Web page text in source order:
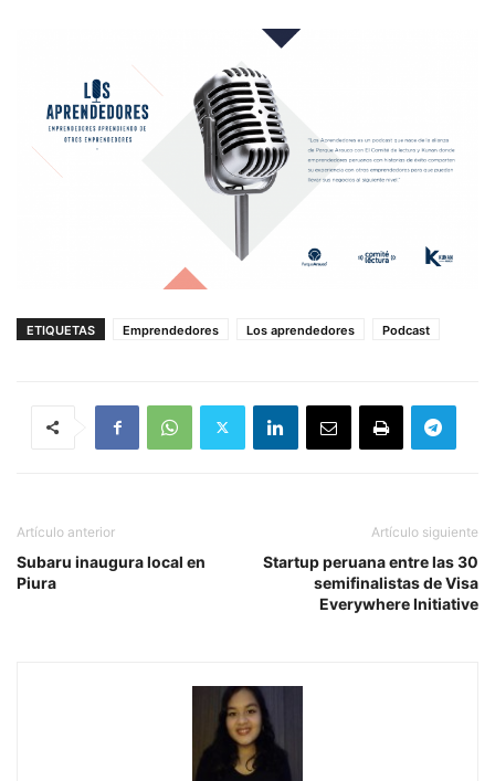
ETIQUETAS Emprendedores Los aprendedores Podcast
Artículo anterior
Subaru inaugura local en
Piura
Artículo siguiente
Startup peruana entre las 30
semifinalistas de Visa
Everywhere Initiative